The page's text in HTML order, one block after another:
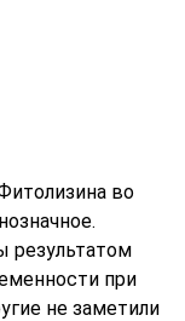
во
при
не заметили